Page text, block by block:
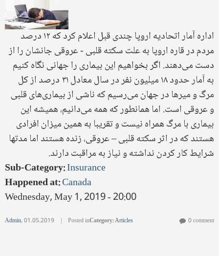
اداره آمار اتحادیه اروپا چندی قبل اعلام کرد که ۱۲ درصد
مردم در قاره اروپا به علت سکته قلبی - عروقی جانشان را از
دست می‌دهند. اگر بخواهیم این بیماری را جهانی نگاه کنیم
به آمار حدود ۱۸ میلیون نفر در سال معادل ۳۱ درصد از کل
مرگ و میرها در جهان می‌رسیم که ناشی از بیماری‌های قلبی
و عروقی است. اما همانطور که همه می‌دانیم، همیشه این
بیماری با مرگ همراه نیست و تقریبا به همین میزان افرادی
هستند که در اثر سکته قلبی – عروقی، زنده هستند اما مدتها
شرایط کار کردن نداشته و نیاز به مراقبت دارند.
Sub-Category:Insurance
Happened at:Canada
Wednesday, May 1, 2019 - 20:00
Admin,01.05.2019 | Posted inCategory:Articles 0 comment